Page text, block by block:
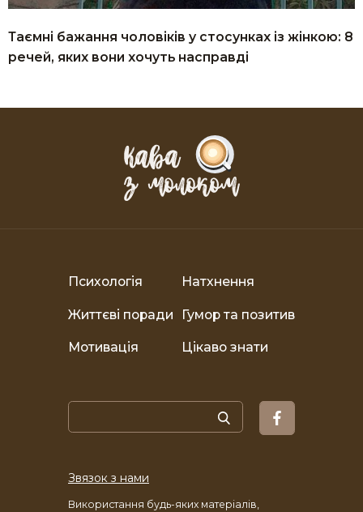
Таємні бажання чоловіків у стосунках із жінкою: 8
речей, яких вони хочуть насправді
Психологія Натхнення
Життєві поради Гумор та позитив
Мотивація Цікаво знати
Звязок з нами
Використання будь-яких матеріалів,